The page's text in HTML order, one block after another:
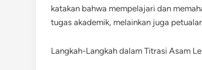
katakan bahwa mempelajari dan
tugas akademik, melainkan juga
Langkah-Langkah dalam Titrasi Asam